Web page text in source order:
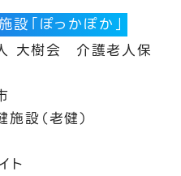
「ぽっかぽか」
大樹会 介護老人保
（老健）
ト